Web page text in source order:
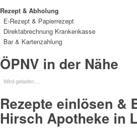
Rezept & Abholung
E-Rezept & Papierrezept
Direktabrechnung Krankenkasse
Bar & Kartenzahlung
ÖPNV in der Nähe
Wird geladen…
Rezepte einlösen &
Hirsch Apotheke in